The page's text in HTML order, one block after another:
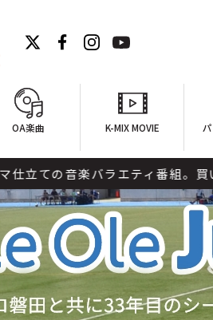
OA楽曲 K-MIX MOVIE
バラエティ番組。買い付けで